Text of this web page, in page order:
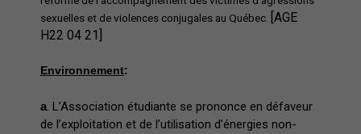
sexuelles et de violences conjugales au Québec.
[AGE
H22 04 21]
Environnement:
a. L’Association étudiante se prononce en défaveur
de l’exploitation et de l’utilisation d’énergies non-